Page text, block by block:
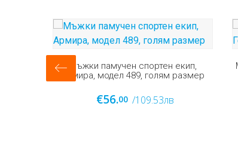
Мъжки ватиран екип Адлерс - Голям
размер (Модел 2011)
€45.00 /88.01лв